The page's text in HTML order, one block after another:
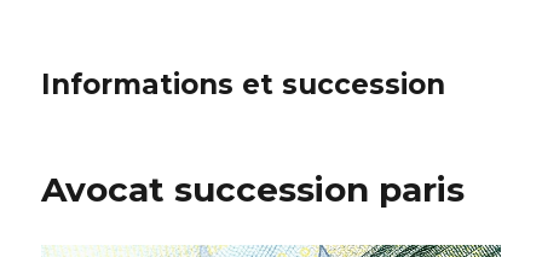
Informations et succession
Avocat succession paris